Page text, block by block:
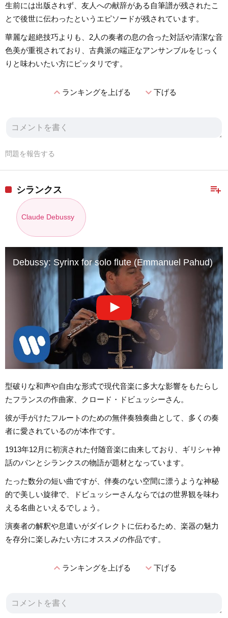
生前には出版されず、友人への献辞がある自筆譜が残されたこ
とで後世に伝わったというエピソードが残されています。
華麗な超絶技巧よりも、2人の奏者の息の合った対話や清潔な音
色美が重視されており、古典派の端正なアンサンブルをじっく
りと味わいたい方にピッタリです。
expand_lessランキングを上げる expand_more下げる
問題を報告する
playlist_add
シランクス
Claude Debussy
Debussy: Syrinx for solo flute (Emmanuel Pahud)
型破りな和声や自由な形式で現代音楽に多大な影響をもたらし
たフランスの作曲家、クロード・ドビュッシーさん。
彼が手がけたフルートのための無伴奏独奏曲として、多くの奏
者に愛されているのが本作です。
1913年12月に初演された付随音楽に由来しており、ギリシャ神
話のパンとシランクスの物語が題材となっています。
たった数分の短い曲ですが、伴奏のない空間に漂うような神秘
的で美しい旋律で、ドビュッシーさんならではの世界観を味わ
える名曲といえるでしょう。
演奏者の解釈や息遣いがダイレクトに伝わるため、楽器の魅力
を存分に楽しみたい方にオススメの作品です。
expand_lessランキングを上げる expand_more下げる